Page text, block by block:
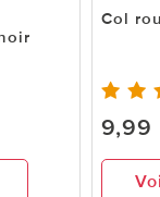
Col
9,99